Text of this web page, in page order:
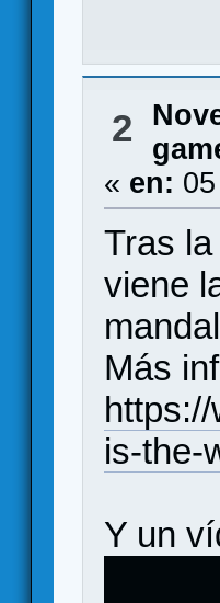
2
« en:
Tras
viene
Más
is-the-
Y un